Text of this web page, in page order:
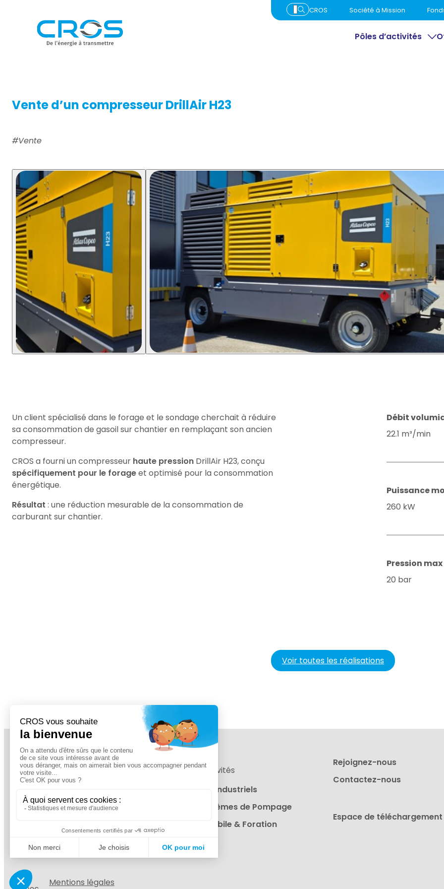
CROS Société à Mission
Pôles d’activités
Vente d’un compresseur DrillAir H23
#Vente
Un client spécialisé dans le forage et le sondage cherchait à réduire
sa consommation de gasoil sur chantier en remplaçant son ancien
compresseur.
CROS a fourni un compresseur haute pression DrillAir H23, conçu
spécifiquement pour le forageet optimisé pour la consommation
énergétique.
Résultat : une réduction mesurable de la consommation de
carburant sur chantier.
Débit
22.1 m³/min
Puissance
260 kW
Pression max
20 bar
Voir toutes les réalisations
Vente, Location, Maintenance
service de l’industrie, des collectivités et
du BTP
Mentions légales
Pôles d'activités
AIR & Vide Industriels
EAU & Systèmes de Pompage
ÉNERGIE Mobile & Foration
Rejoignez-nous
Contactez-nous
Espace de téléchargement